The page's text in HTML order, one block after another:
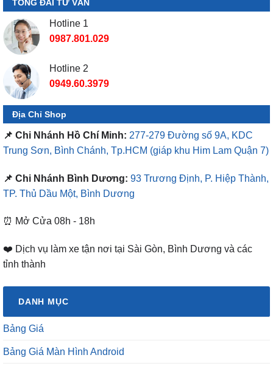
TỔNG ĐÀI TƯ VẤN
Hotline 1
0987.801.029
Hotline 2
0949.60.3979
Địa Chỉ Shop
📌 Chi Nhánh Hồ Chí Minh: 277-279 Đường số 9A, KDC
Trung Sơn, Bình Chánh, Tp.HCM (giáp khu Him Lam Quận 7)
📌 Chi Nhánh Bình Dương: 93 Trương Định, P. Hiệp Thành,
TP. Thủ Dầu Một, Bình Dương
⏰ Mở Cửa 08h - 18h
❤️ Dịch vụ làm xe tận nơi tại Sài Gòn, Bình Dương và các
tỉnh thành
DANH MỤC
Bảng Giá
Bảng Giá Màn Hình Android